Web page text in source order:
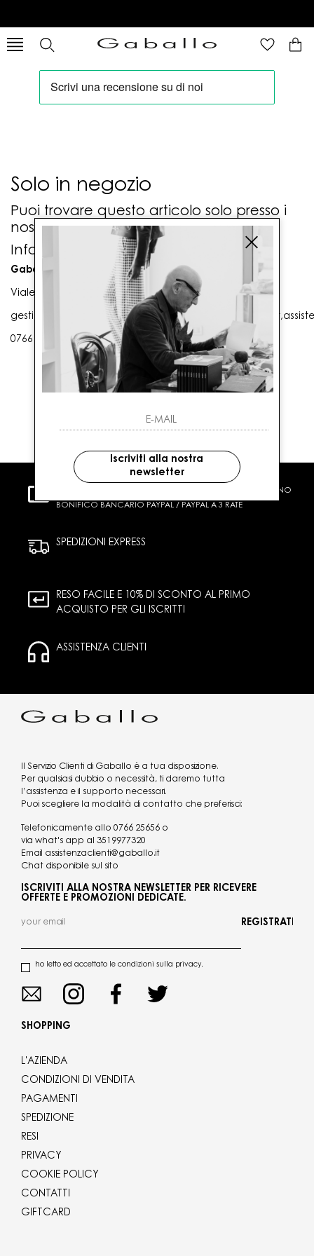
Solo in negozio
Puoi trovare questo articolo solo presso i
nostri punti vendita:
Info contatti
Gaballo Mario srl
Viale G. Matteotti n. 23 00053 Civitavecchia (RM)
0766 25656
CARTA DI CREDITO CONTRASSEGNO
BONIFICO BANCARIO PAYPAL / PAYPAL A 3 RATE
SPEDIZIONI EXPRESS
RESO FACILE E 10% DI SCONTO AL PRIMO
ACQUISTO PER GLI ISCRITTI
ASSISTENZA CLIENTI
Il Servizio Clienti di Gaballo è a tua disposizione.
Per qualsiasi dubbio o necessità, ti daremo tutta
l’assistenza e il supporto necessari.
Puoi scegliere la modalità di contatto che preferisci:
Telefonicamente allo 0766 25656 o
via what's app al 3519977320
Email assistenzaclienti@gaballo.it
Chat disponibile sul sito
ISCRIVITI ALLA NOSTRA NEWSLETTER PER RICEVERE
OFFERTE E PROMOZIONI DEDICATE.
ho letto ed accettato le condizioni sulla privacy.
REGISTRATI
SHOPPING
L'AZIENDA
CONDIZIONI DI VENDITA
PAGAMENTI
SPEDIZIONE
RESI
PRIVACY
COOKIE POLICY
CONTATTI
GIFTCARD
Iscriviti alla nostra
newsletter